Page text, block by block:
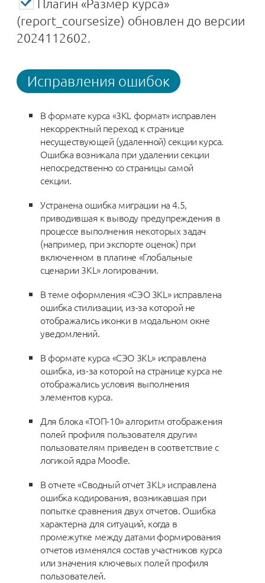
Плагин «Размер курса»
(report_coursesize) обновлен до версии
2024112602.
Исправления ошибок
В формате курса «3KL формат» исправлен
некорректный переход к странице
несуществующей (удаленной) секции курса.
Ошибка возникала при удалении секции
непосредственно со страницы самой
секции.
Устранена ошибка миграции на 4.5,
приводившая к выводу предупреждения в
процессе выполнения некоторых задач
(например, при экспорте оценок) при
включенном в плагине «Глобальные
сценарии 3KL» логировании.
В теме оформления «СЭО 3KL» исправлена
ошибка стилизации, из-за которой не
отображались иконки в модальном окне
уведомлений.
В формате курса «СЭО 3KL» исправлена
ошибка, из-за которой на странице курса не
отображались условия выполнения
элементов курса.
Для блока «ТОП-10» алгоритм отображения
полей профиля пользователя другим
пользователям приведен в соответствие с
логикой ядра Moodle.
В отчете «Сводный отчет 3KL» исправлена
ошибка кодирования, возникавшая при
попытке сравнения двух отчетов. Ошибка
характерна для ситуаций, когда в
промежутке между датами формирования
отчетов изменялся состав участников курса
или значения ключевых полей профиля
пользователей.